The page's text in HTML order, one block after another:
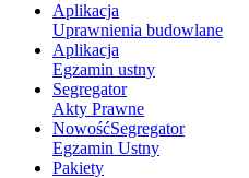
Aplikacja
Uprawnienia budowlane
Aplikacja
Egzamin ustny
Segregator
Akty Prawne
NowośćSegregator
Egzamin Ustny
Pakiety